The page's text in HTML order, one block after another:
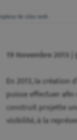
de sites web
19 Novembre 2013 |
En 2013, la création
puisse effectuer
construit projette
visibilité, à la